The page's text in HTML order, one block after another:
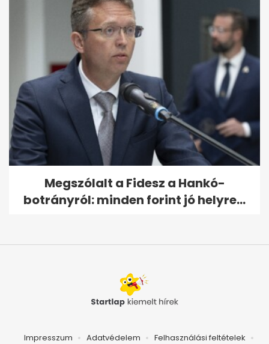
Megszólalt a Fidesz a Hankó-
botrányról: minden forint jó helyre...
Impresszum Adatvédelem Felhasználási feltételek